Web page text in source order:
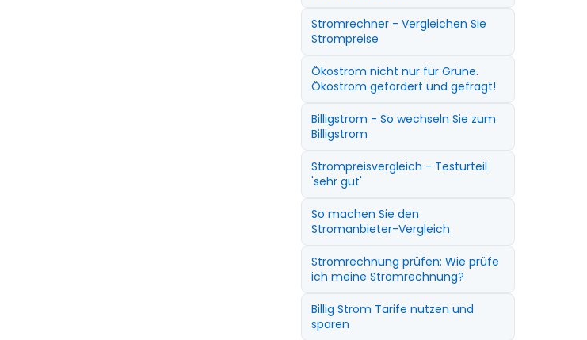
Stromrechner - Vergleichen Sie
Strompreise
Ökostrom nicht nur für Grüne.
Ökostrom gefördert und gefragt!
Billigstrom - So wechseln Sie zum
Billigstrom
Strompreisvergleich - Testurteil
'sehr gut'
So machen Sie den
Stromanbieter-Vergleich
Stromrechnung prüfen: Wie prüfe
ich meine Stromrechnung?
Billig Strom Tarife nutzen und
sparen